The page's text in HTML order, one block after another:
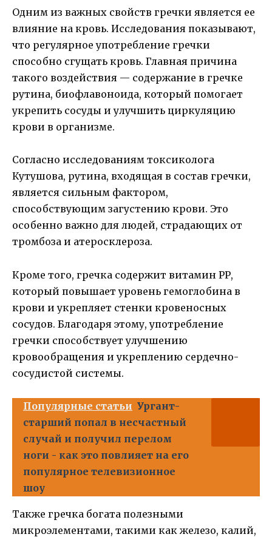
Одним из важных свойств гречки является ее
влияние на кровь. Исследования показывают,
что регулярное употребление гречки
способно сгущать кровь. Главная причина
такого воздействия — содержание в гречке
рутина, биофлавоноида, который помогает
укрепить сосуды и улучшить циркуляцию
крови в организме.
Согласно исследованиям токсиколога
Кутушова, рутина, входящая в состав гречки,
является сильным фактором,
способствующим загустению крови. Это
особенно важно для людей, страдающих от
тромбоза и атеросклероза.
Кроме того, гречка содержит витамин РР,
который повышает уровень гемоглобина в
крови и укрепляет стенки кровеносных
сосудов. Благодаря этому, употребление
гречки способствует улучшению
кровообращения и укреплению сердечно-
сосудистой системы.
Популярные статьи Ургант-
старший попал в несчастный
случай и получил перелом
ноги - как это повлияет на его
популярное телевизионное
шоу
Также гречка богата полезными
микроэлементами, такими как железо, калий,